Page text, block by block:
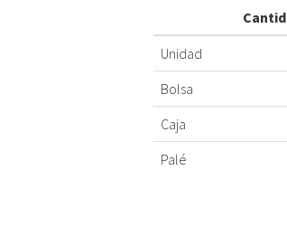
Unidad
Bolsa
Caja
Palé